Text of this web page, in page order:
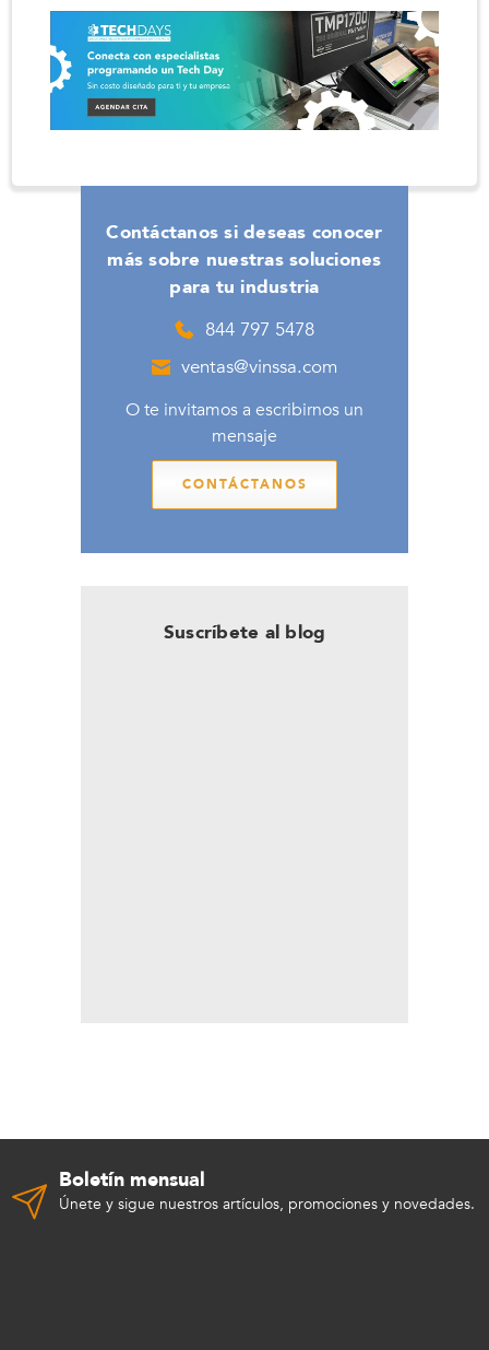
Contáctanos si deseas conocer
más sobre nuestras soluciones
para tu industria
844 797 5478
ventas@vinssa.com
O te invitamos a escribirnos un
mensaje
CONTÁCTANOS
Suscríbete al blog
Boletín mensual
Únete y sigue nuestros artículos, promociones y novedades.